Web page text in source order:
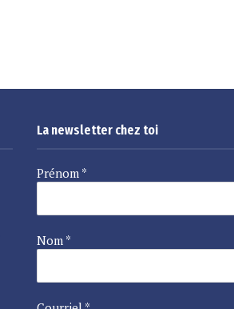
La newsletter chez toi
Prénom *
Nom *